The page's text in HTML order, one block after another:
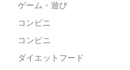
ゲーム・遊び
コンビニ
コンビニ
ダイエットフード